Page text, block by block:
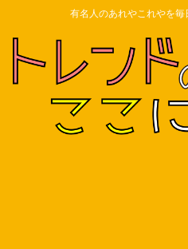
有名人のあれやこれやを